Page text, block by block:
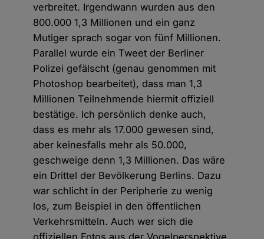
verbreitet. Irgendwann wurden aus den
800.000 1,3 Millionen und ein ganz
Mutiger sprach sogar von fünf Millionen.
Parallel wurde ein Tweet der Berliner
Polizei gefälscht (genau genommen mit
Photoshop bearbeitet), dass man 1,3
Millionen Teilnehmende hiermit offiziell
bestätige. Ich persönlich denke auch,
dass es mehr als 17.000 gewesen sind,
aber keinesfalls mehr als 50.000,
geschweige denn 1,3 Millionen. Das wäre
ein Drittel der Bevölkerung Berlins. Dazu
war schlicht in der Peripherie zu wenig
los, zum Beispiel in den öffentlichen
Verkehrsmitteln. Auch wer sich die
offiziellen Fotos aus der Vogelperspektive